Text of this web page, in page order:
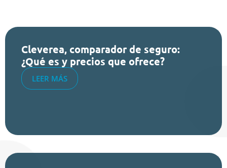
Cleverea, comparador de seguro:
¿Qué es y precios que ofrece?
LEER MÁS